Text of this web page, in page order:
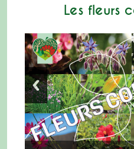
Les fleurs